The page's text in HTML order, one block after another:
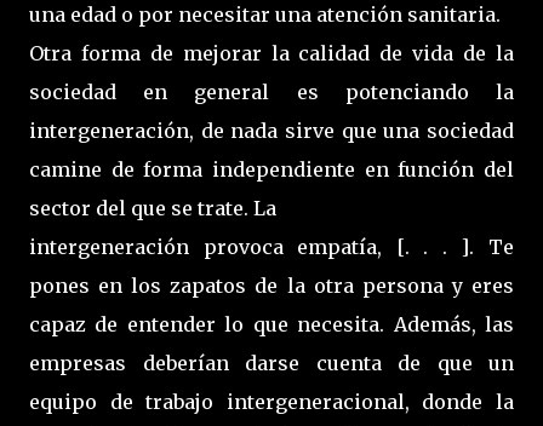
una edad o por necesitar una atención sanitaria.
Otra forma de mejorar la calidad de vida de la
sociedad en general es potenciando la
intergeneración, de nada sirve que una sociedad
camine de forma independiente en función del
sector del que se trate. La
intergeneración provoca empatía, [. . . ]. Te
pones en los zapatos de la otra persona y eres
capaz de entender lo que necesita. Además, las
empresas deberían darse cuenta de que un
equipo de trabajo intergeneracional, donde la